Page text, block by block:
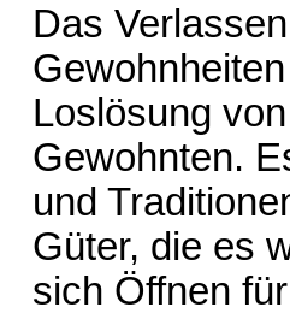
Das
Loslösung
Gewohnten.
und
Güter, die es
sich Öffnen